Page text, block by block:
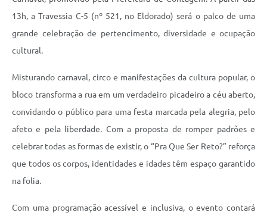
13h, a Travessia C-5 (nº 521, no Eldorado) será o palco de uma
grande celebração de pertencimento, diversidade e ocupação
cultural.
Misturando carnaval, circo e manifestações da cultura popular, o
bloco transforma a rua em um verdadeiro picadeiro a céu aberto,
convidando o público para uma festa marcada pela alegria, pelo
afeto e pela liberdade. Com a proposta de romper padrões e
celebrar todas as formas de existir, o “Pra Que Ser Reto?” reforça
que todos os corpos, identidades e idades têm espaço garantido
na folia.
Com uma programação acessível e inclusiva, o evento contará